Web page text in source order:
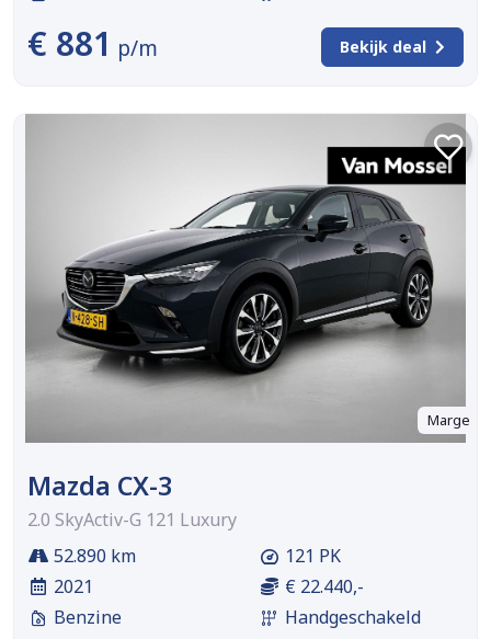
€ 881 p/m Bekijk deal
Marge
Mazda CX-3
2.0 SkyActiv-G 121 Luxury
52.890 km
2021
Benzine
121 PK
€ 22.440,-
Handgeschakeld